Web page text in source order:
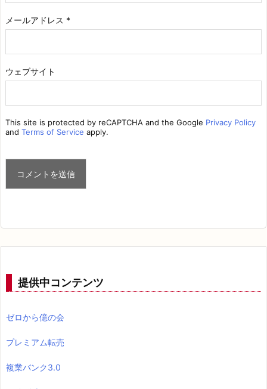
メールアドレス *
ウェブサイト
This site is protected by reCAPTCHA and the Google Privacy Policy
and Terms of Service apply.
提供中コンテンツ
ゼロから億の会
プレミアム転売
複業バンク3.0